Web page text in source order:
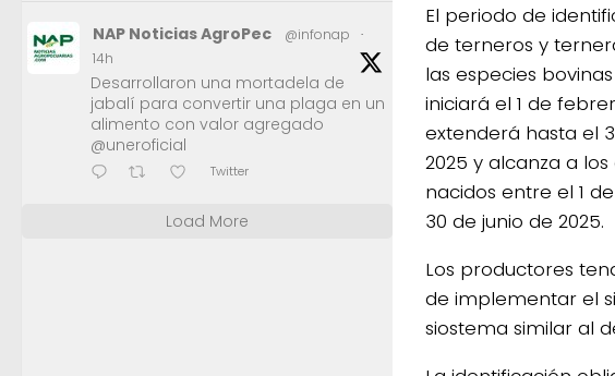
El periodo de
de terneros y
las especies
iniciará el 1 de
extenderá hasta el
2025 y alcanza a
nacidos entre el 1
30 de junio de 2025.
Los productores
de implementar el
siostema similar al
NAP Noticias AgroPec @infonap
·
14h
Desarrollaron una mortadela de
jabalí para convertir una plaga en un
alimento con valor agregado
@uneroficial
Twitter
Load More